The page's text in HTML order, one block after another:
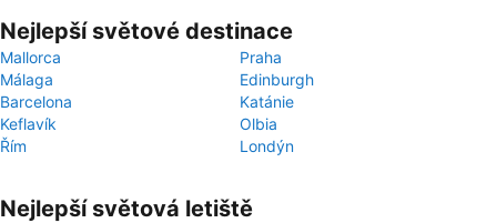
Nejlepší světové destinace
Mallorca
Praha
Málaga
Edinburgh
Barcelona
Katánie
Keflavík
Olbia
Řím
Londýn
Nejlepší světová letiště